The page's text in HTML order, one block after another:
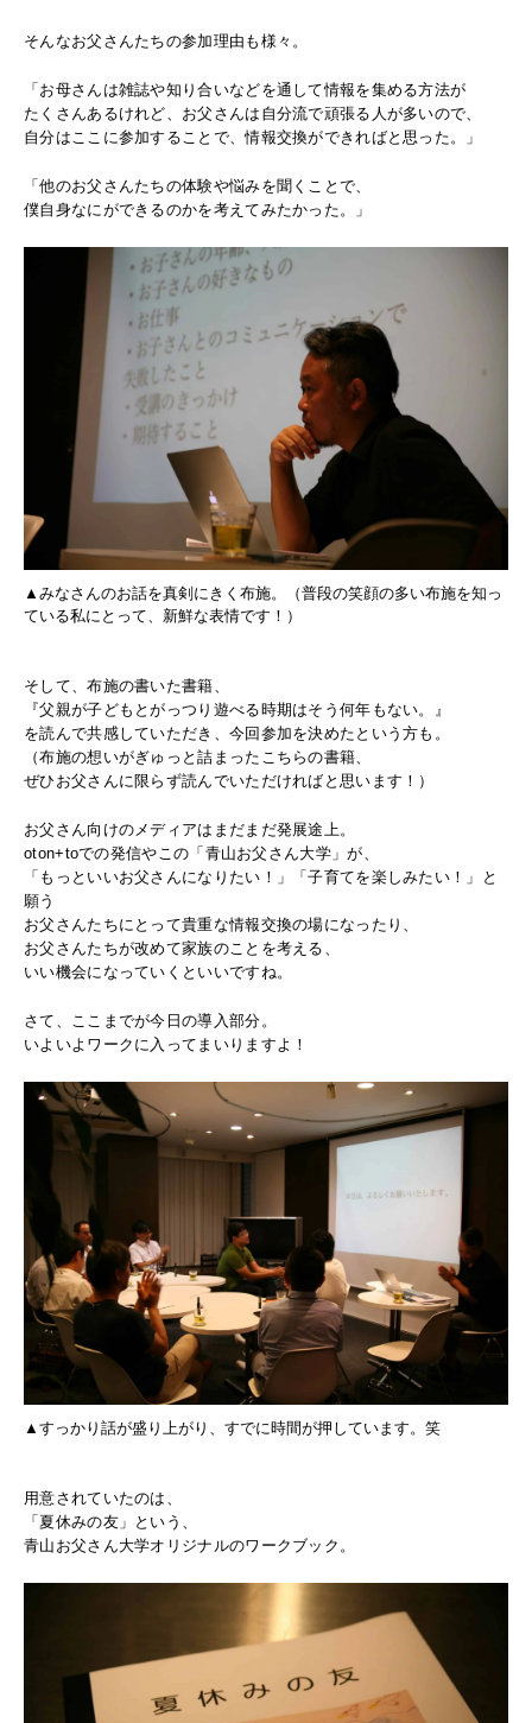
そんなお父さんたちの参加理由も様々。
「お母さんは雑誌や知り合いなどを通して情報を集める方法が
たくさんあるけれど、お父さんは自分流で頑張る人が多いので、
自分はここに参加することで、情報交換ができればと思った。」
「他のお父さんたちの体験や悩みを聞くことで、
僕自身なにができるのかを考えてみたかった。」
▲みなさんのお話を真剣にきく布施。（普段の笑顔の多い布施を知っ
ている私にとって、新鮮な表情です！）
そして、布施の書いた書籍、
『父親が子どもとがっつり遊べる時期はそう何年もない。』
を読んで共感していただき、今回参加を決めたという方も。
（布施の想いがぎゅっと詰まったこちらの書籍、
ぜひお父さんに限らず読んでいただければと思います！）
お父さん向けのメディアはまだまだ発展途上。
oton+toでの発信やこの「青山お父さん大学」が、
「もっといいお父さんになりたい！」「子育てを楽しみたい！」と
願う
お父さんたちにとって貴重な情報交換の場になったり、
お父さんたちが改めて家族のことを考える、
いい機会になっていくといいですね。
さて、ここまでが今日の導入部分。
いよいよワークに入ってまいりますよ！
▲すっかり話が盛り上がり、すでに時間が押しています。笑
用意されていたのは、
「夏休みの友」という、
青山お父さん大学オリジナルのワークブック。